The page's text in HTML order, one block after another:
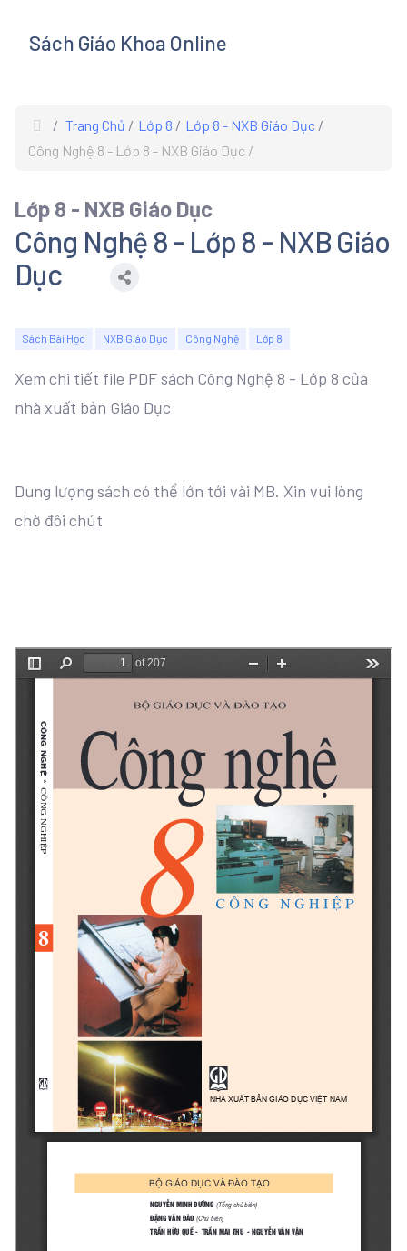
Sách Giáo Khoa Online
Trang Chủ Lớp 8
Lớp 8 - NXB Giáo Dục
Công Nghệ 8 - Lớp 8 - NXB Giáo Dục
Lớp 8 - NXB Giáo Dục
Công Nghệ 8 - Lớp 8 - NXB Giáo
Dục
Sách Bài Học NXB Giáo Dục Công Nghệ Lớp 8
Xem chi tiết file PDF sách Công Nghệ 8 - Lớp 8 của
nhà xuất bản Giáo Dục
Dung lượng sách có thể lớn tới vài MB. Xin vui lòng
chờ đôi chút